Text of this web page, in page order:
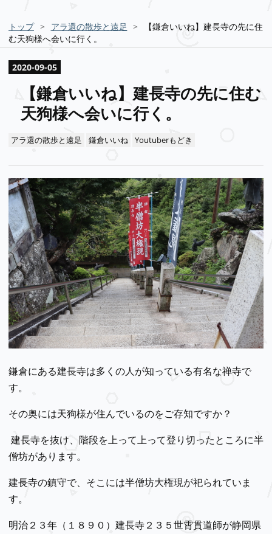
トップ > アラ還の散歩と遠足 >
【鎌倉いいね】建長寺の先に住
む天狗様へ会いに行く。
2020-09-05
【鎌倉いいね】建長寺の先に住む
天狗様へ会いに行く。
アラ還の散歩と遠足 鎌倉いいね Youtuberもどき
鎌倉にある建長寺は多くの人が知っている有名な禅寺で
す。
その奥には天狗様が住んでいるのをご存知ですか？
建長寺を抜け、階段を上って上って登り切ったところに半
僧坊があります。
建長寺の鎮守で、そこには半僧坊大権現が祀られていま
す。
明治２３年（１８９０）建長寺２３５世霄貫道師が静岡県